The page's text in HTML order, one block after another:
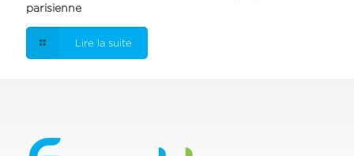
parisienne
Lire la suite